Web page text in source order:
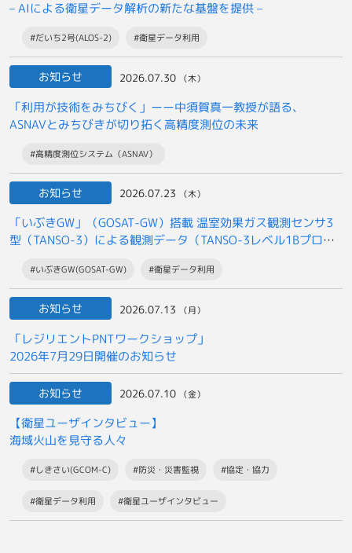
– AIによる衛星データ解析の新たな基盤を提供 –
#だいち2号(ALOS-2) #衛星データ利用
お知らせ 2026.07.30 （木）
「利用が技術をみちびく」ーー中須賀真一教授が語る、
ASNAVとみちびきが切り拓く高精度測位の未来
#高精度測位システム（ASNAV）
お知らせ 2026.07.23 （木）
「いぶきGW」（GOSAT-GW）搭載 温室効果ガス観測センサ3
型（TANSO-3）による観測データ（TANSO-3レベル1Bプロダ
一般提供開始について
#いぶきGW(GOSAT-GW) #衛星データ利用
お知らせ 2026.07.13 （月）
「レジリエントPNTワークショップ」
2026年7月29日開催のお知らせ
お知らせ 2026.07.10 （金）
【衛星ユーザインタビュー】
海域火山を見守る人々
#しきさい(GCOM-C) #防災・災害監視 #協定・協力
#衛星データ利用 #衛星ユーザインタビュー